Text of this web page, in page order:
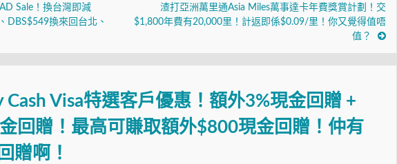
Sale！換台灣即減
DBS$549換來回台北、
渣打亞洲萬里通Asia Miles萬事達卡年費獎賞計劃！交
$1,800年費有20,000里！計返即係$0.09/里！你又覺得值唔
值？
Cash Visa特選客戶優惠！額外3%現金回贈 +
回贈！最高可賺取額外$800現金回贈！仲有
贈啊！